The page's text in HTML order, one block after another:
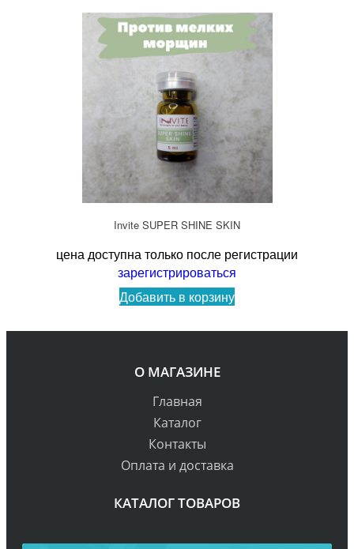
Invite SUPER SHINE SKIN
цена доступна только после регистрации
зарегистрироваться
Добавить в корзину
О МАГАЗИНЕ
Главная
Каталог
Контакты
Оплата и доставка
КАТАЛОГ ТОВАРОВ